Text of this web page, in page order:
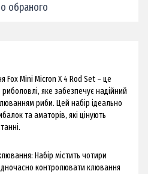
обраного
Fox Mini Micron X 4 Rod Set – це
яке забезпечує надійний
риби. Цей набір ідеально
та аматорів, які цінують
Набір містить чотири
контролювати клювання